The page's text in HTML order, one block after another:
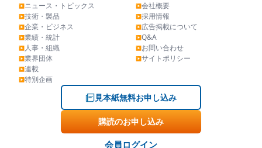
▶ニュース・トピックス
▶技術・製品
▶企業・ビジネス
▶業績・統計
▶人事・組織
▶業界団体
▶連載
▶特別企画
▶会社概要
▶採用情報
▶広告掲載について
▶Q&A
▶お問い合わせ
▶サイトポリシー
見本紙無料お申し込み
購読のお申し込み
会員ログイン